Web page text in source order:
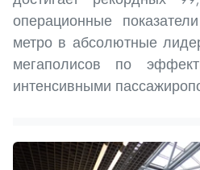
операционные
метро в абсолютные
мегаполисов по
интенсивными